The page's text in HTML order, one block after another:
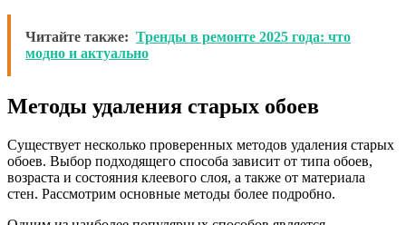
Читайте также: Тренды в ремонте 2025 года: что
модно и актуально
Методы удаления старых обоев
Существует несколько проверенных методов удаления старых
обоев. Выбор подходящего способа зависит от типа обоев,
возраста и состояния клеевого слоя, а также от материала
стен. Рассмотрим основные методы более подробно.